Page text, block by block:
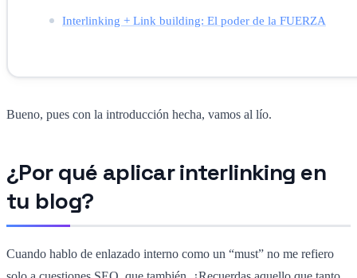
Interlinking + Link building: El poder de la FUERZA
Bueno, pues con la introducción hecha, vamos al lío.
¿Por qué aplicar interlinking en
tu blog?
Cuando hablo de enlazado interno como un “must” no me refiero